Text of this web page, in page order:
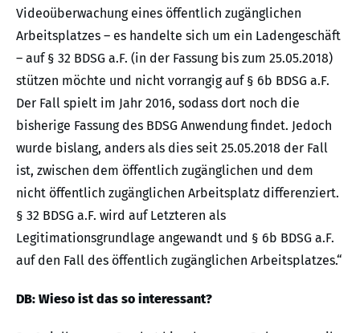
Videoüberwachung eines öffentlich zugänglichen
Arbeitsplatzes – es handelte sich um ein Ladengeschäft
– auf § 32 BDSG a.F. (in der Fassung bis zum 25.05.2018)
stützen möchte und nicht vorrangig auf § 6b BDSG a.F.
Der Fall spielt im Jahr 2016, sodass dort noch die
bisherige Fassung des BDSG Anwendung findet. Jedoch
wurde bislang, anders als dies seit 25.05.2018 der Fall
ist, zwischen dem öffentlich zugänglichen und dem
nicht öffentlich zugänglichen Arbeitsplatz differenziert.
§ 32 BDSG a.F. wird auf Letzteren als
Legitimationsgrundlage angewandt und § 6b BDSG a.F.
auf den Fall des öffentlich zugänglichen Arbeitsplatzes.“
DB: Wieso ist das so interessant?